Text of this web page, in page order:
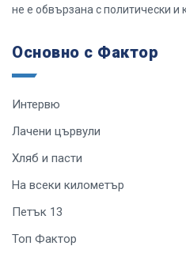
не е обвързана с политически и
Основно с Фактор
Интервю
Лачени цървули
Хляб и пасти
На всеки километър
Петък 13
Топ Фактор